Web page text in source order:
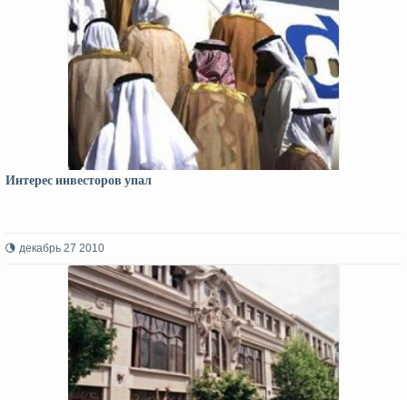
Интерес инвесторов упал
декабрь 27 2010